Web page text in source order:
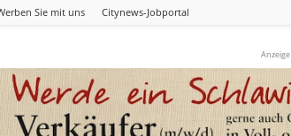
Sie mit uns Citynews-Jobportal
Anzeige